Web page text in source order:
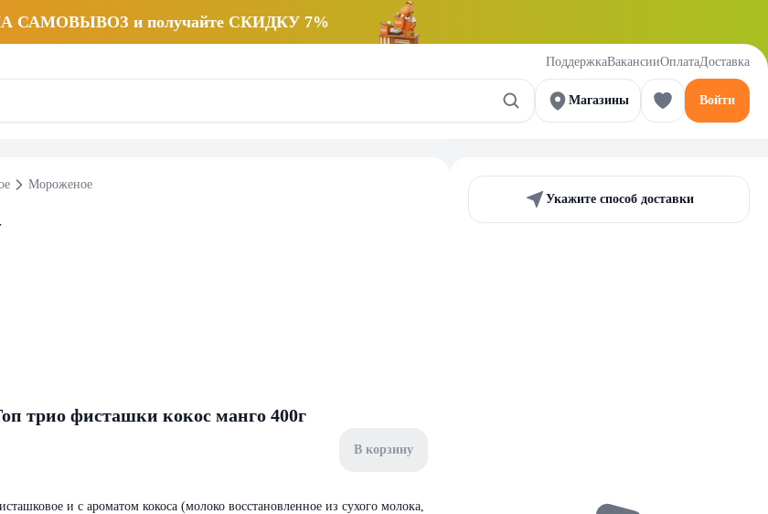
САМОВЫВОЗ и получайте СКИДКУ 7%
ПоддержкаВакансииОплатаДоставка
Магазины Войти
Мороженое
трио фисташки кокос манго 400г
В корзину
и с ароматом кокоса (молоко восстановленное из сухого молока,
Укажите способ доставки